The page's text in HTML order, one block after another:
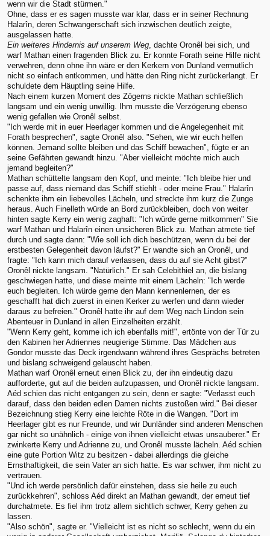
wenn wir die Stadt stürmen."
Ohne, dass er es sagen musste war klar, dass er in seiner Rechnung
Halarîn, deren Schwangerschaft sich inzwischen deutlich zeigte,
ausgelassen hatte.
Ein weiteres Hindernis auf unserem Weg , dachte Oronêl bei sich, und
warf Mathan einen fragenden Blick zu. Er konnte Forath seine Hilfe nicht
verwehren, denn ohne ihn wäre er den Kerkern von Dunland vermutlich
nicht so einfach entkommen, und hätte den Ring nicht zurückerlangt. Er
schuldete dem Häuptling seine Hilfe.
Nach einem kurzen Moment des Zögerns nickte Mathan schließlich
langsam und ein wenig unwillig. Ihm musste die Verzögerung ebenso
wenig gefallen wie Oronêl selbst.
"Ich werde mit in euer Heerlager kommen und die Angelegenheit mit
Forath besprechen", sagte Oronêl also. "Sehen, wie wir euch helfen
können. Jemand sollte bleiben und das Schiff bewachen", fügte er an
seine Gefährten gewandt hinzu. "Aber vielleicht möchte mich auch
jemand begleiten?"
Mathan schüttelte langsam den Kopf, und meinte: "Ich bleibe hier und
passe auf, dass niemand das Schiff stiehlt - oder meine Frau." Halarîn
schenkte ihm ein liebevolles Lächeln, und streckte ihm kurz die Zunge
heraus. Auch Finelleth würde an Bord zurückbleiben, doch von weiter
hinten sagte Kerry ein wenig zaghaft: "Ich würde gerne mitkommen" Sie
warf Mathan und Halarîn einen unsicheren Blick zu. Mathan atmete tief
durch und sagte dann: "Wie soll ich dich beschützen, wenn du bei der
erstbesten Gelegenheit davon läufst?" Er wandte sich an Oronêl, und
fragte: "Ich kann mich darauf verlassen, dass du auf sie Acht gibst?"
Oronêl nickte langsam. "Natürlich." Er sah Celebithiel an, die bislang
geschwiegen hatte, und diese meinte mit einem Lächeln: "Ich werde
euch begleiten. Ich würde gerne den Mann kennenlernen, der es
geschafft hat dich zuerst in einen Kerker zu werfen und dann wieder
daraus zu befreien." Oronêl hatte ihr auf dem Weg nach Lindon sein
Abenteuer in Dunland in allen Einzelheiten erzählt.
"Wenn Kerry geht, komme ich ich ebenfalls mit!", ertönte von der Tür zu
den Kabinen her Adriennes neugierige Stimme. Das Mädchen aus
Gondor musste das Deck irgendwann während ihres Gesprächs betreten
und bislang schweigend gelauscht haben.
Mathan warf Oronêl erneut einen Blick zu, der ihn eindeutig dazu
aufforderte, gut auf die beiden aufzupassen, und Oronêl nickte langsam.
Aéd schien das nicht entgangen zu sein, denn er sagte: "Verlasst euch
darauf, dass den beiden edlen Damen nichts zustoßen wird." Bei dieser
Bezeichnung stieg Kerry eine leichte Röte in die Wangen. "Dort im
Heerlager gibt es nur Freunde, und wir Dunländer sind anderen Menschen
gar nicht so unähnlich - einige von ihnen vielleicht etwas unsauberer." Er
zwinkerte Kerry und Adrienne zu, und Oronêl musste lächeln. Aéd schien
eine gute Portion Witz zu besitzen - dabei allerdings die gleiche
Ernsthaftigkeit, die sein Vater an sich hatte. Es war schwer, ihm nicht zu
vertrauen.
"Und ich werde persönlich dafür einstehen, dass sie heile zu euch
zurückkehren", schloss Aéd direkt an Mathan gewandt, der erneut tief
durchatmete. Es fiel ihm trotz allem sichtlich schwer, Kerry gehen zu
lassen.
"Also schön", sagte er. "Vielleicht ist es nicht so schlecht, wenn du ein